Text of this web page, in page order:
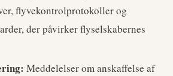
flyvekontrolprotokoller og
der påvirker flyselskabernes
Meddelelser om anskaffelse af